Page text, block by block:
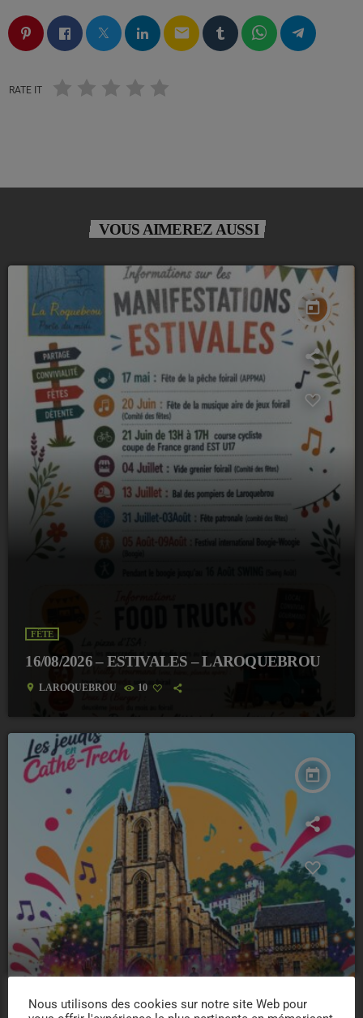
email
RATE IT
VOUS AIMEREZ AUSSI
today
FÊTE
16/08/2026 – ESTIVALES – LAROQUEBROU
location_on LAROQUEBROU 10
today
Nous utilisons des cookies sur notre site Web pour